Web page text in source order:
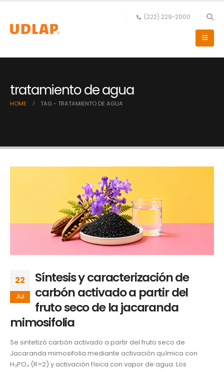
(222) 229-2000
tratamiento de agua
HOME TAG - TRATAMIENTO DE AGUA
22
Jul
Síntesis y caracterización de
carbón activado a partir del
fruto seco de la jacaranda
mimosifolia
Se sintetizó carbón activado a partir del fruto seco de
Jacaranda mimosifolia mediante activación química con
H₃PO₄ (R=2) y activación física con vapor de agua. Los